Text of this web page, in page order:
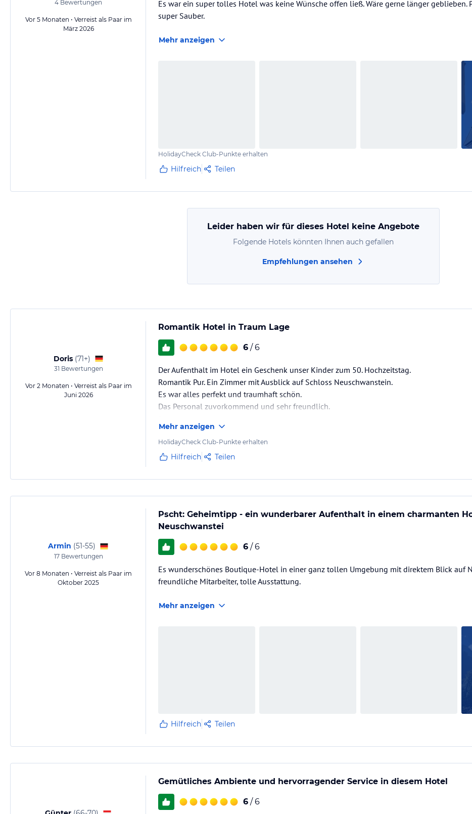
4 Bewertungen
Vor 5 Monaten • Verreist als Paar im
März 2026
Es war ein super tolles Hotel was keine Wünsche offen ließ. Wäre gerne länger geblieben.
super Sauber.
Mehr anzeigen
HolidayCheck Club-Punkte erhalten
Hilfreich Teilen
Leider haben wir für dieses Hotel keine Angebote
Folgende Hotels könnten Ihnen auch gefallen
Empfehlungen ansehen
Doris (71+)
31 Bewertungen
Vor 2 Monaten • Verreist als Paar im
Juni 2026
Romantik Hotel in Traum Lage
6 / 6
Der Aufenthalt im Hotel ein Geschenk unser Kinder zum 50. Hochzeitstag.
Romantik Pur. Ein Zimmer mit Ausblick auf Schloss Neuschwanstein.
Es war alles perfekt und traumhaft schön.
Das Personal zuvorkommend und sehr freundlich.
Mehr anzeigen
HolidayCheck Club-Punkte erhalten
Hilfreich Teilen
Armin (51-55)
17Bewertungen
Vor 8 Monaten • Verreist als Paar im
Oktober 2025
Pscht: Geheimtipp - ein wunderbarer Aufenthalt in einem charmanten
Neuschwanstei
6 / 6
Es wunderschönes Boutique-Hotel in einer ganz tollen Umgebung mit direktem Blick auf
freundliche Mitarbeiter, tolle Ausstattung.
Mehr anzeigen
Hilfreich Teilen
Gemütliches Ambiente und hervorragender Service in diesem Hotel
6 / 6